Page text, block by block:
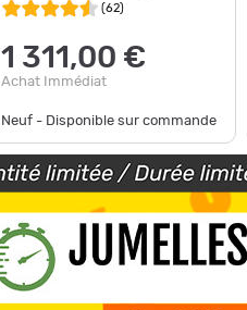
(62)
1 311,00 €
Achat Immédiat
Neuf - Disponible sur commande